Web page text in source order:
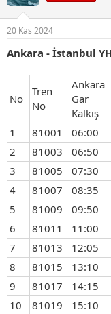
l
:
20 Kas 2024
Ankara - İstanbul
No
Tren
No
Ankara
Gar
Kalkış
1
81001 06:00
2
81003 06:50
3
81005 07:30
4
81007 08:35
5
81009 09:50
6
81011 11:00
7
81013 12:05
8
81015 13:10
9
81017 14:15
10
81019 15:10